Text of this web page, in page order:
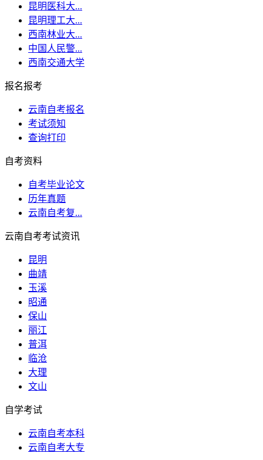
昆明医科大...
昆明理工大...
西南林业大...
中国人民警...
西南交通大学
报名报考
云南自考报名
考试须知
查询打印
自考资料
自考毕业论文
历年真题
云南自考复...
云南自考考试资讯
昆明
曲靖
玉溪
昭通
保山
丽江
普洱
临沧
大理
文山
自学考试
云南自考本科
云南自考大专